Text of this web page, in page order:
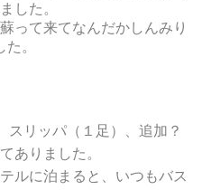
した。
って来てなんだかしんみり
た。
スリッパ（１足）、追加？
ありました。
ルに泊まると、いつもバス